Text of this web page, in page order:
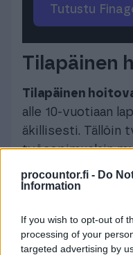
procountor.fi - Do
Information
If you wish to opt-out of
processing of your
targeted advertising by
Tutustu
Tilapäinen
Tilapäinen
alle 10-vuotiaan
äkillisesti. Tällöin
työsopimuslain
hoitamiseksi tai
saada tilapäistä
Osittainen